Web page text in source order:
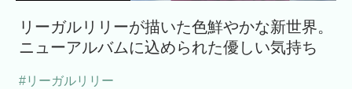
リーガルリリーが描いた色鮮やかな新世界。
ニューアルバムに込められた優しい気持ち
#リーガルリリー